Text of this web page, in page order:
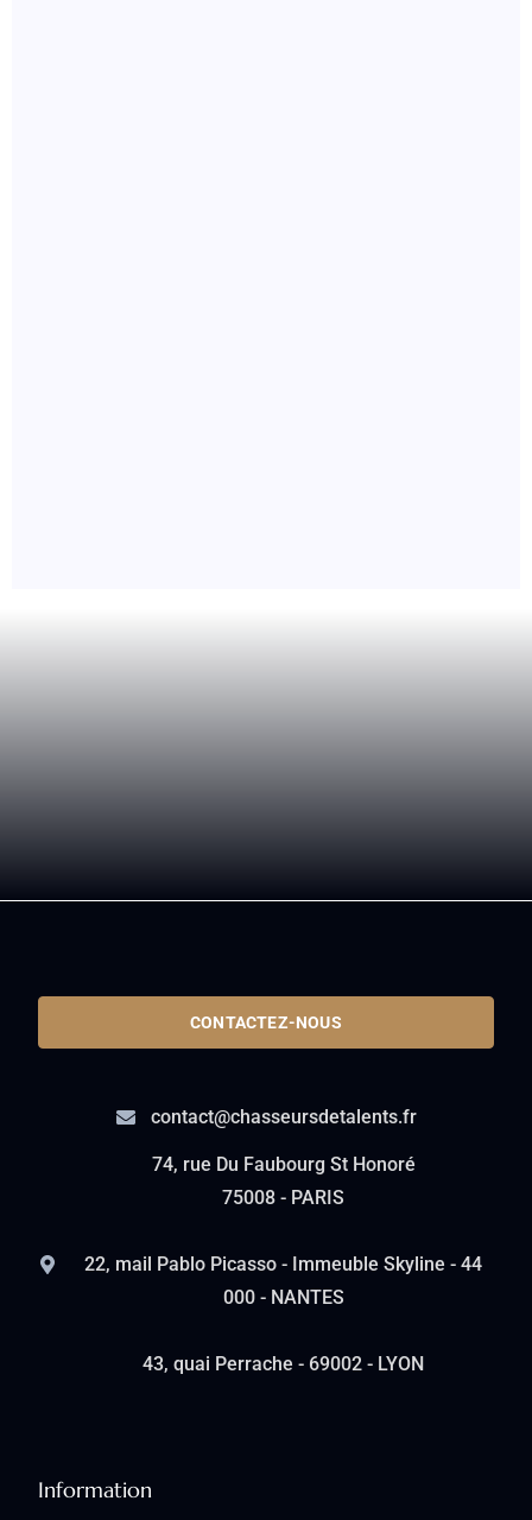
Information
CONTACTEZ-NOUS
contact@chasseursdetalents.fr
74, rue Du Faubourg St Honoré
75008 - PARIS
22, mail Pablo Picasso - Immeuble Skyline - 44
000 - NANTES
43, quai Perrache - 69002 - LYON